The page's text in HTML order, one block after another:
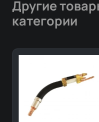
Другие
категории